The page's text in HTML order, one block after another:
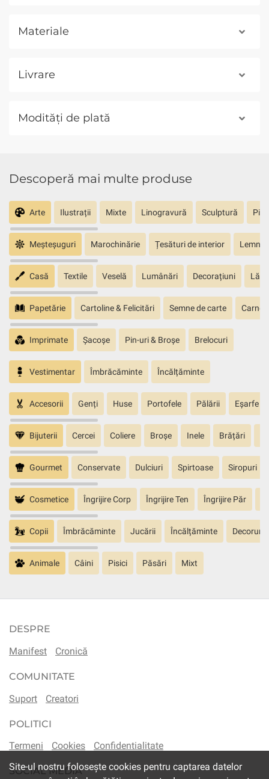
Materiale
Livrare
Modități de plată
Descoperă mai multe produse
Arte Ilustrații Mixte Linogravură Sculptură
Meșteșuguri Marochinărie Țesături de interior Lemn
Casă Textile Veselă Lumânări Decorațiuni
Papetărie Cartoline & Felicitări Semne de carte
Imprimate Șacoșe Pin-uri & Broșe Brelocuri
Vestimentar Îmbrăcăminte Încălțăminte
Accesorii Genți Huse Portofele Pălării Eșarfe
Bijuterii Cercei Coliere Broșe Inele Brățări
Gourmet Conservate Dulciuri Spirtoase Siropuri
Cosmetice Îngrijire Corp Îngrijire Ten Îngrijire Păr
Copii Îmbrăcăminte Jucării Încălțăminte Decoruri
Animale Câini Pisici Păsări Mixt
DESPRE
Manifest
Cronică
COMUNITATE
Suport
Creatori
POLITICI
Termeni
Cookies Confidentialitate
SOCIAL MEDIA
Site-ul nostru folosește cookies pentru captarea datelor